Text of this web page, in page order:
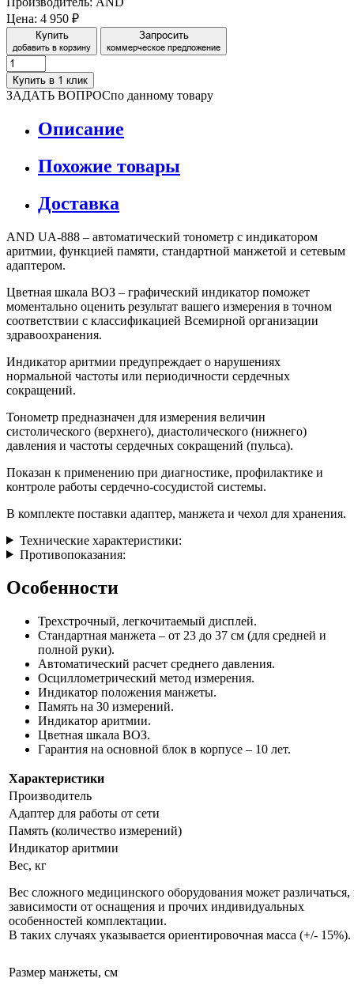
Цена: 4 950 ₽
Купить
добавить в корзину
Запросить
коммерческое предложение
Купить в 1 клик
ЗАДАТЬ ВОПРОСпо данному товару
Описание
Похожие товары
Доставка
AND UA-888 – автоматический тонометр с индикатором
аритмии, функцией памяти, стандартной манжетой и сетевым
адаптером.
Цветная шкала ВОЗ – графический индикатор поможет
моментально оценить результат вашего измерения в точном
соответствии с классификацией Всемирной организации
здравоохранения.
Индикатор аритмии предупреждает о нарушениях
нормальной частоты или периодичности сердечных
сокращений.
Тонометр предназначен для измерения величин
систолического (верхнего), диастолического (нижнего)
давления и частоты сердечных сокращений (пульса).
Показан к применению при диагностике, профилактике и
контроле работы сердечно-сосудистой системы.
В комплекте поставки адаптер, манжета и чехол для хранения.
Технические характеристики:
Противопоказания:
Особенности
Трехстрочный, легкочитаемый дисплей.
Стандартная манжета – от 23 до 37 см (для средней и
полной руки).
Автоматический расчет среднего давления.
Осциллометрический метод измерения.
Индикатор положения манжеты.
Память на 30 измерений.
Индикатор аритмии.
Цветная шкала ВОЗ.
Гарантия на основной блок в корпусе – 10 лет.
Характеристики
Производитель
Адаптер для работы от сети
Память (количество измерений)
Индикатор аритмии
Вес, кг
Вес сложного медицинского оборудования может различаться,
зависимости от оснащения и прочих индивидуальных
особенностей комплектации.
В таких случаях указывается ориентировочная масса (+/- 15%).
Размер манжеты, см